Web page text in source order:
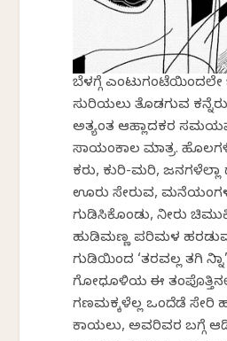
ಬೆಳಗ್ಗೆ ಎಂಟುಗಂಟೆಯಿಂದಲೇ
ಸುರಿಯಲು ತೊಡಗುವ
ಅತ್ಯಂತ ಆಹ್ಲಾದಕರ
ಸಾಯಂಕಾಲ ಮಾತ್ರ.
ಕರು, ಕುರಿ-ಮರಿ, ಜನಗಳೆಲ್ಲಾ
ಊರು ಸೇರುವ,
ಗುಡಿಸಿಕೊಂಡು, ನೀರು
ಹುಡಿಮಣ್ಣ ಪರಿಮಳ
ಗುಡಿಯಿಂದ ‘ತರವಲ್ಲ ತಗಿ
ಗೋಧೂಳಿಯ ಈ
ಗಣಮಕ್ಕಳೆಲ್ಲ ಒಂದೆಡೆ ಸೇರಿ
ಕಾಯಲು, ಅವರಿವರ ಬಗ್ಗೆ